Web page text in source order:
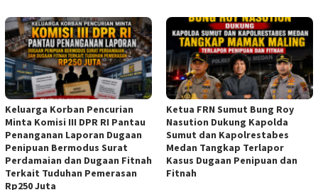
Keluarga Korban Pencurian
Minta Komisi III DPR RI Pantau
Penanganan Laporan Dugaan
Penipuan Bermodus Surat
Perdamaian dan Dugaan Fitnah
Terkait Tuduhan Pemerasan
Rp250 Juta
Ketua FRN Sumut Bung Roy
Nasution Dukung Kapolda
Sumut dan Kapolrestabes
Medan Tangkap Terlapor
Kasus Dugaan Penipuan dan
Fitnah